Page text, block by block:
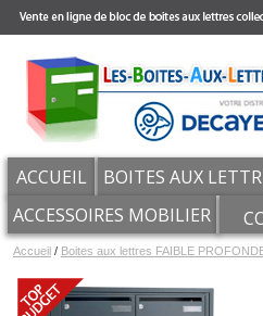
ACCUEIL BOITES AUX
ACCESSOIRES MOBILIER
Accueil / Boites aux lettres FAIBLE